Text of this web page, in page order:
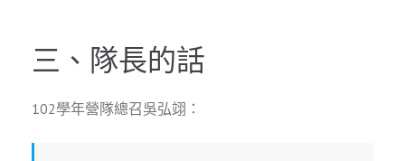
三、隊長的話
102學年營隊總召吳弘翊：